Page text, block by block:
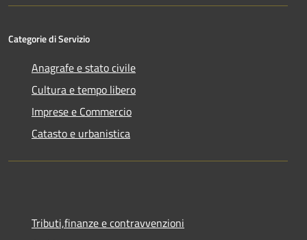
Categorie di Servizio
Anagrafe e stato civile
Cultura e tempo libero
Imprese e Commercio
Catasto e urbanistica
Tributi,finanze e contravvenzioni